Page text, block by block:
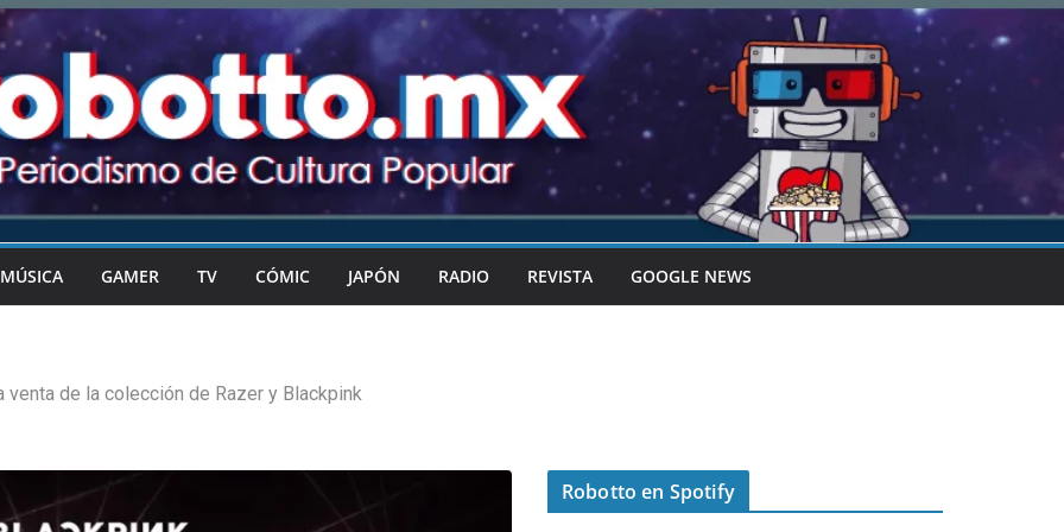
MÚSICA GAMER TV CÓMIC JAPÓN RADIO REVISTA GOOGLE NEWS
venta de la colección de Razer y Blackpink
Robotto en Spotify